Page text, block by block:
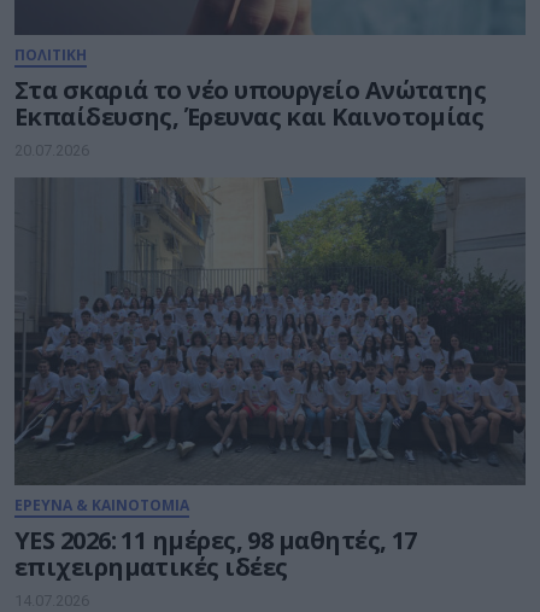
ΠΟΛΙΤΙΚΗ
Στα σκαριά το νέο υπουργείο Ανώτατης
Εκπαίδευσης, Έρευνας και Καινοτομίας
20.07.2026
ΕΡΕΥΝΑ & ΚΑΙΝΟΤΟΜΙΑ
YES 2026: 11 ημέρες, 98 μαθητές, 17
επιχειρηματικές ιδέες
14.07.2026